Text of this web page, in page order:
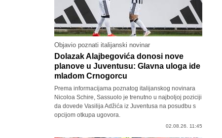
Objavio poznati italijanski novinar
Dolazak Alajbegovića donosi nove
planove u Juventusu: Glavna uloga ide
mladom Crnogorcu
Prema informacijama poznatog italijanskog novinara
Nicoloa Schire, Sassuolo je trenutno u najboljoj poziciji
da dovede Vasilija Adžića iz Juventusa na posudbu s
opcijom otkupa ugovora.
02.08.26. 11:45